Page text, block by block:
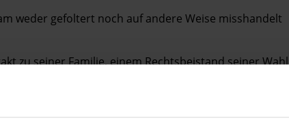
weder gefoltert noch auf andere Weise misshandelt
zu seiner Familie, einem Rechtsbeistand seiner Wahl
medizinischer Versorgung ermöglicht wird.
auf Bewegungsfreiheit und freie
geschützt werden.